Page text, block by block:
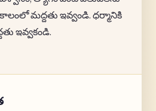
కాలంలో మద్దతు ఇవ్వండి. ధర్మానికి
ఇవ్వకండి.